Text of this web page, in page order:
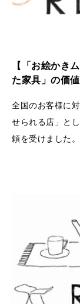
【「お絵かき
た家具」の価
全国のお客様に
せられる店」と
頼を受けました。
ただの中古品と
りとおもてなし